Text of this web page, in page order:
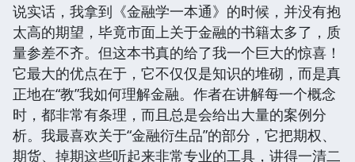
说实话，我拿到《金融学一本通》的时候，并没有抱
太高的期望，毕竟市面上关于金融的书籍太多了，质
量参差不齐。但这本书真的给了我一个巨大的惊喜！
它最大的优点在于，它不仅仅是知识的堆砌，而是真
正地在“教”我如何理解金融。作者在讲解每一个概念
时，都非常有条理，而且总是会给出大量的案例分
析。我最喜欢关于“金融衍生品”的部分，它把期权、
期货、掉期这些听起来非常专业的工具，讲得一清二